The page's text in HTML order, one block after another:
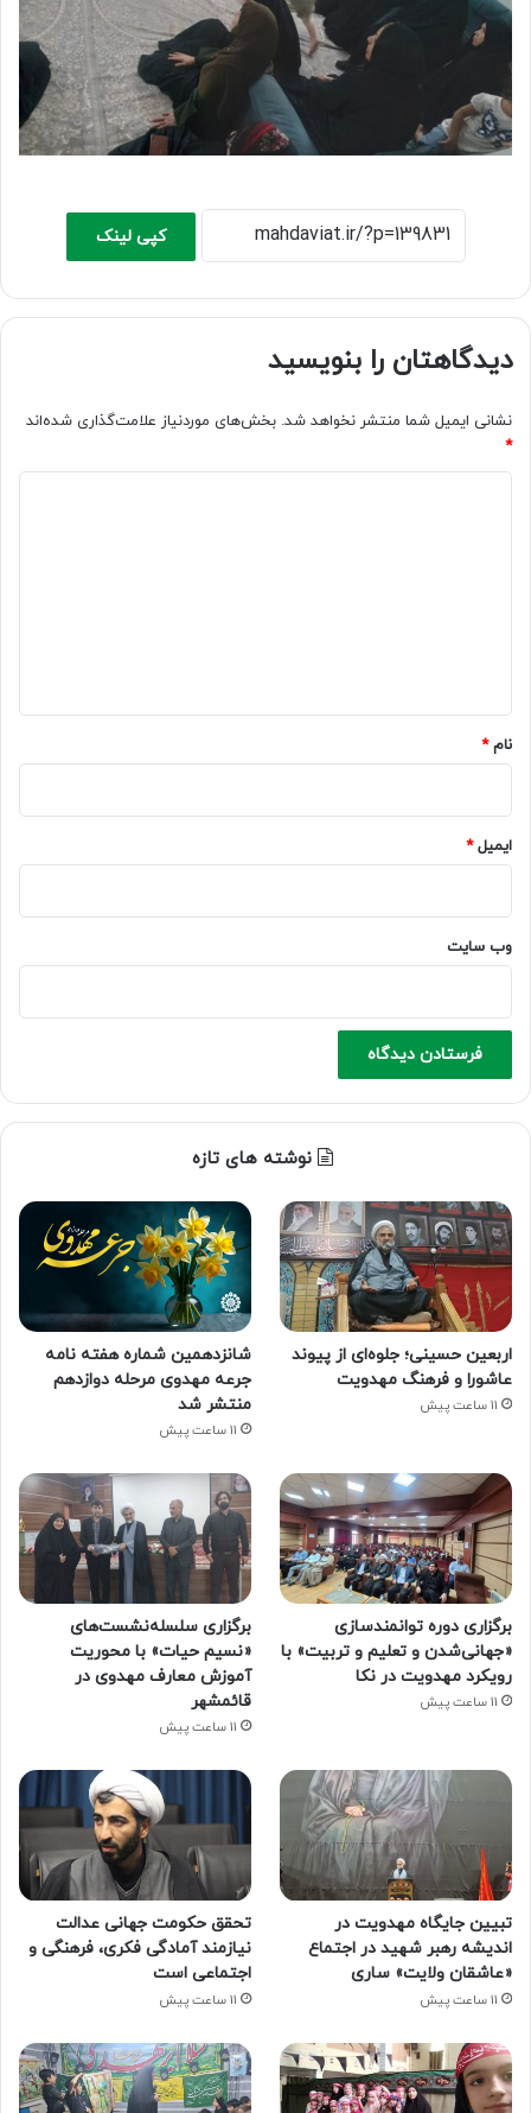
کپی لینک
دیدگاهتان را بنویسید
نشانی ایمیل شما منتشر نخواهد شد. بخش‌های موردنیاز علامت‌گذاری شده‌اند
*
نام*
ایمیل*
وب‌ سایت
نوشته های تازه
اربعین حسینی؛ جلوه‌ای از پیوند
عاشورا و فرهنگ مهدویت
11 ساعت پیش
شانزدهمین شماره هفته‌ نامه
جرعه مهدوی مرحله دوازدهم
منتشر شد
11 ساعت پیش
برگزاری دوره توانمندسازی
«جهانی‌شدن و تعلیم و تربیت» با
رویکرد مهدویت در نکا
11 ساعت پیش
برگزاری سلسله‌نشست‌های
«نسیم حیات» با محوریت
آموزش معارف مهدوی در
قائمشهر
11 ساعت پیش
تبیین جایگاه مهدویت در
اندیشه رهبر شهید در اجتماع
«عاشقان ولایت» ساری
11 ساعت پیش
تحقق حکومت جهانی عدالت
نیازمند آمادگی فکری، فرهنگی و
اجتماعی است
11 ساعت پیش